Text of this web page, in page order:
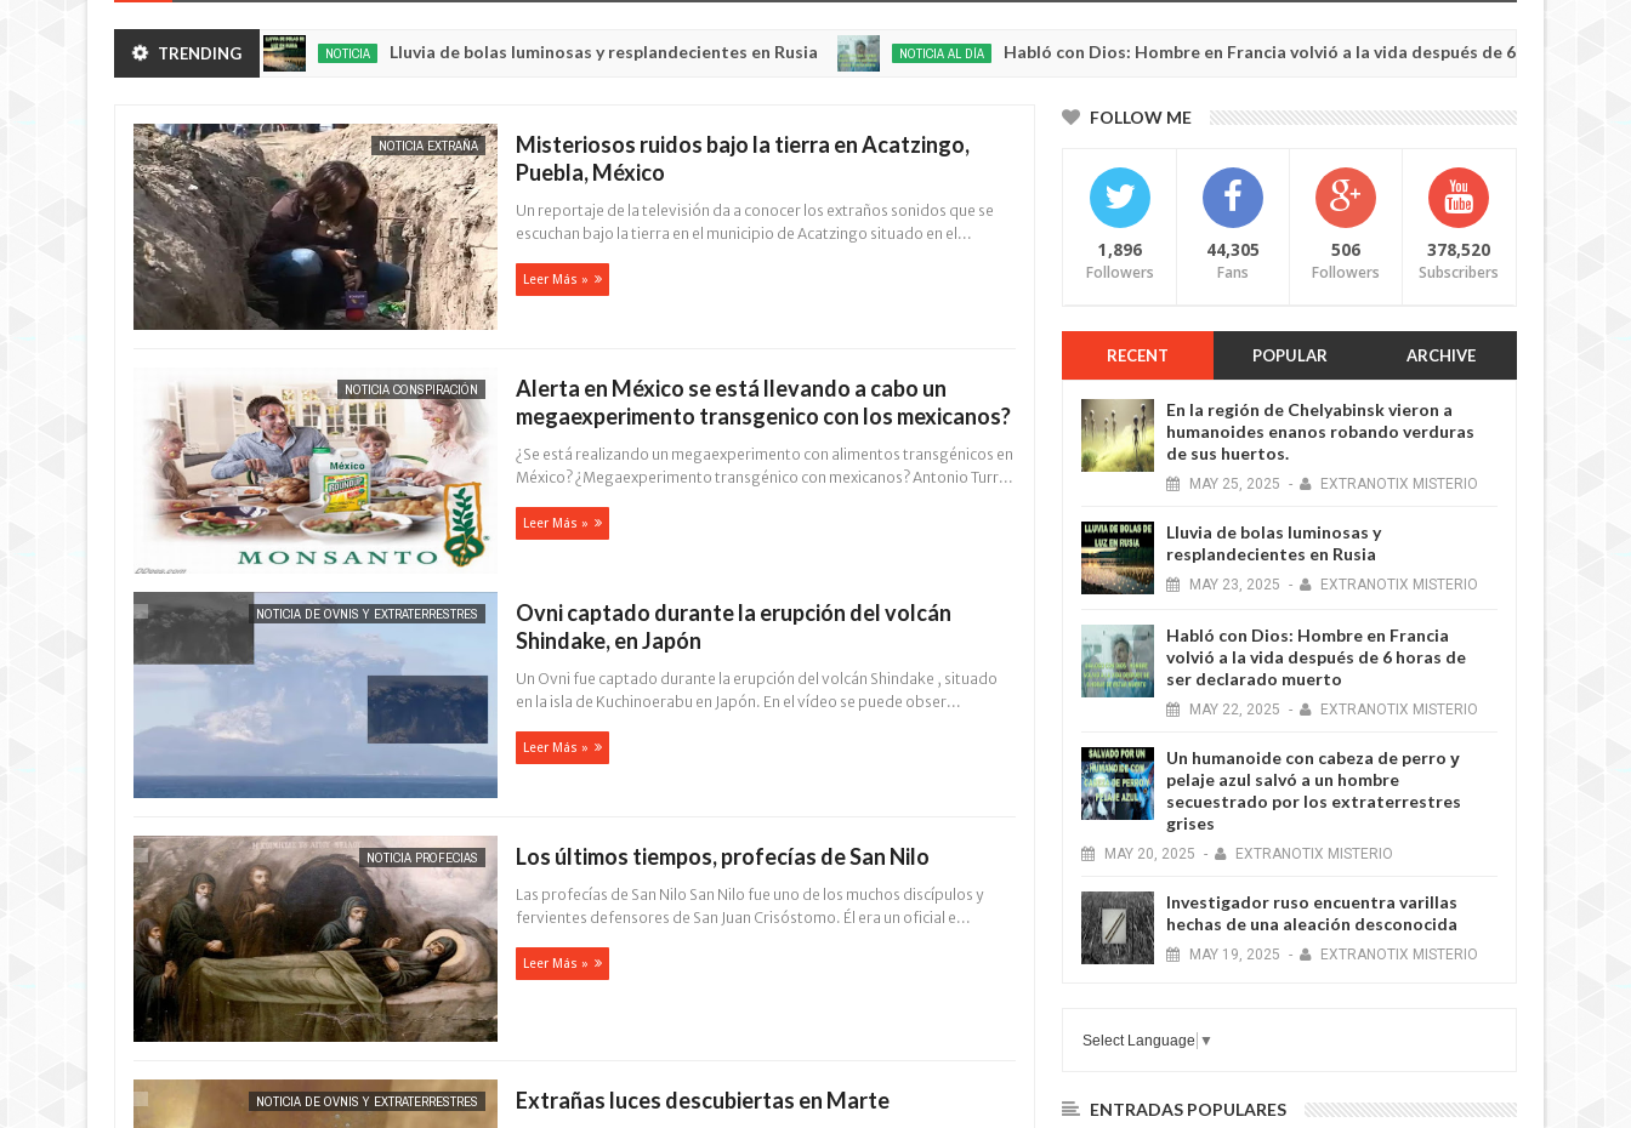
TRENDING
de sus huertos.
May
NOTICIA Lluvia de bolas luminosas y resplandecientes en Rusia NOTICIA AL DÍA Habló con Dios: Hombre en Francia volvió a la vida después de 6 horas de ser declarado
NOTICIA EXTRAÑA
Misteriosos ruidos bajo la tierra en Acatzingo,
Puebla, México
Un reportaje de la televisión da a conocer los extraños sonidos que se
escuchan bajo la tierra en el municipio de Acatzingo situado en el...
Leer Más »
NOTICIA CONSPIRACIÓN
Alerta en México se está llevando a cabo un
megaexperimento transgenico con los mexicanos?
¿Se está realizando un megaexperimento con alimentos transgénicos en
México? ¿Megaexperimento transgénico con mexicanos? Antonio Turr...
Leer Más »
NOTICIA DE OVNIS Y EXTRATERRESTRES
Ovni captado durante la erupción del volcán
Shindake, en Japón
Un Ovni fue captado durante la erupción del volcán Shindake , situado
en la isla de Kuchinoerabu en Japón. En el vídeo se puede obser...
Leer Más »
NOTICIA PROFECIAS 11 YEARS AGO
Los últimos tiempos, profecías de San Nilo
Las profecías de San Nilo San Nilo fue uno de los muchos discípulos y
fervientes defensores de San Juan Crisóstomo. Él era un oficial e...
Leer Más »
NOTICIA DE OVNIS Y EXTRATERRESTRES 11 YEARS AGO
Extrañas luces descubiertas en Marte
FOLLOW ME
1,896
Followers
44,305
Fans
506
Followers
378,520
Subscribers
RECENT POPULAR ARCHIVE
En la región de Chelyabinsk vieron a
humanoides enanos robando verduras
de sus huertos.
MAY 25, 2025 - EXTRANOTIX MISTERIO
Lluvia de bolas luminosas y
resplandecientes en Rusia
MAY 23, 2025 - EXTRANOTIX MISTERIO
Habló con Dios: Hombre en Francia
volvió a la vida después de 6 horas de
ser declarado muerto
MAY 22, 2025 - EXTRANOTIX MISTERIO
Un humanoide con cabeza de perro у
pelaje azul salvó a un hombre
secuestrado por los extraterrestres
grises
MAY 20, 2025 - EXTRANOTIX MISTERIO
Investigador ruso encuentra varillas
hechas de una aleación desconocida
MAY 19, 2025 - EXTRANOTIX MISTERIO
Select Language ▼
ENTRADAS POPULARES